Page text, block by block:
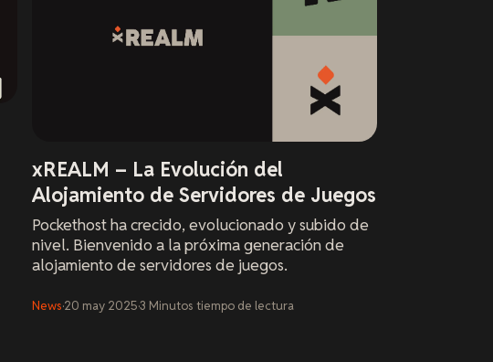
xREALM – La Evolución del
Alojamiento de Servidores de Juegos
Pockethost ha crecido, evolucionado y subido de
nivel. Bienvenido a la próxima generación de
alojamiento de servidores de juegos.
News·20 may 2025·3 Minutos tiempo de lectura